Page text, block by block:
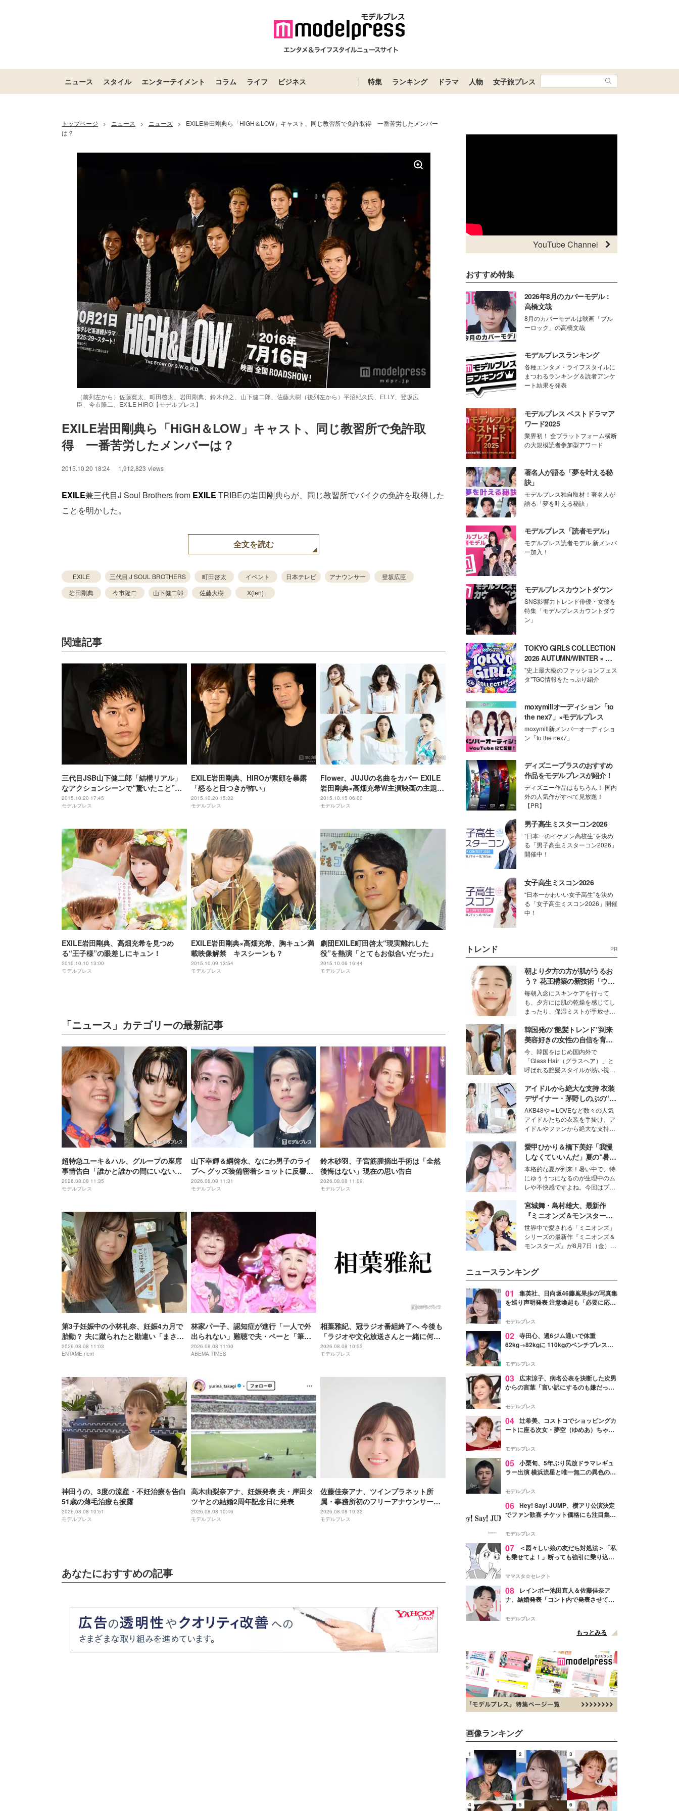
ニュース スタイル エンターテイメント コラム ライフ ビジネス 特集 ランキング ドラマ 人物 女子旅プレス
トップページ > ニュース > ニュース >
EXILE岩田剛典ら「HiGH＆LOW」キャスト、同じ教習所で免許取得 一番苦労したメンバー
は？
（前列左から）佐藤寛太、町田啓太、岩田剛典、鈴木伸之、山下健二郎、佐藤大樹（後列左から）平沼紀久氏、ELLY、登坂広
臣、今市隆二、EXILE HIRO【モデルプレス】
Unmute /
Loaded
55.71%
EXILE岩田剛典ら「HiGH＆LOW」キャスト、同じ教習所で免許取
得　一番苦労したメンバーは？
2015.10.20 18:24 1,912,823 views
EXILE兼三代目J Soul Brothers from EXILE TRIBEの岩田剛典らが、同じ教習所でバイクの免許を取得した
ことを明かした。
全文を読む
EXILE 三代目 J SOUL BROTHERS 町田啓太 イベント 日本テレビ アナウンサー
登坂広臣
岩田剛典
今市隆二 山下健二郎 佐藤大樹 X(ten)
関連記事
三代目JSB山下健二郎「結構リアル」
なアクションシーンで“驚いたこと”告
白
2015.10.20 17:45
モデルプレス
EXILE岩田剛典、HIROが素顔を暴露
「怒ると目つきが怖い」
2015.10.20 15:32
モデルプレス
Flower、JUJUの名曲をカバー EXILE
岩田剛典×高畑充希W主演映画の主題歌
に
2015.10.15 06:00
モデルプレス
EXILE岩田剛典、高畑充希を見つめ
る“王子様”の眼差しにキュン！
2015.10.10 13:00
モデルプレス
EXILE岩田剛典×高畑充希、胸キュン満
載映像解禁 キスシーンも？
2015.10.09 13:54
モデルプレス
劇団EXILE町田啓太“現実離れした
役”を熱演「とてもお似合いだった」
2015.10.06 16:44
モデルプレス
「ニュース」カテゴリーの最新記事
超特急ユーキ＆ハル、グループの座席
事情告白「誰かと誰かの間にいないと
嫌」真ん中に行きたがるメンバーとは
2026.08.08 11:35
モデルプレス
山下幸輝＆綱啓永、なにわ男子のライ
ブへ グッズ装備密着ショットに反響相
次ぐ「8LOOMポーズしてて神」「恭平
繋がり？」
2026.08.08 11:31
モデルプレス
鈴木砂羽、子宮筋腫摘出手術は「全然
後悔はない」現在の思い告白
2026.08.08 11:09
モデルプレス
第3子妊娠中の小林礼奈、妊娠4カ月で
胎動？ 夫に蹴られたと勘違い「まさか
赤ちゃんだった」
2026.08.08 11:03
ENTAME next
林家パー子、認知症が進行「一人で外
出られない」難聴で夫・ペーと「筆
談」…自宅全焼から約1年
2026.08.08 11:00
ABEMA TIMES
相葉雅紀、冠ラジオ番組終了へ 今後も
「ラジオや文化放送さんと一緒に何か
やりたい」9月いっぱいで25年の歴史に
幕
2026.08.08 10:52
モデルプレス
神田うの、3度の流産・不妊治療を告白
51歳の薄毛治療も披露
2026.08.08 10:51
モデルプレス
高木由梨奈アナ、妊娠発表 夫・岸田タ
ツヤとの結婚2周年記念日に発表
2026.08.08 10:46
モデルプレス
佐藤佳奈アナ、ツインプラネット所
属・事務所初のフリーアナウンサーに
前日にレインボー池田直人との結婚発
表
2026.08.08 10:32
モデルプレス
あなたにおすすめの記事
YouTube Channel
おすすめ特集
2026年8月のカバーモデル：
高橋文哉
8月のカバーモデルは映画「ブル
ーロック」の高橋文哉
モデルプレスランキング
各種エンタメ・ライフスタイルに
まつわるランキング＆読者アンケ
ート結果を発表
モデルプレス ベストドラマア
ワード2025
業界初！ 全プラットフォーム横断
の大規模読者参加型アワード
著名人が語る「夢を叶える秘
訣」
モデルプレス独自取材！著名人が
語る「夢を叶える秘訣」
モデルプレス「読者モデル」
モデルプレス読者モデル 新メンバ
ー加入！
モデルプレスカウントダウン
SNS影響力トレンド俳優・女優を
特集「モデルプレスカウントダウ
ン」
TOKYO GIRLS COLLECTION
2026 AUTUMN/WINTER × モ
デルプレス
"史上最大級のファッションフェス
タ"TGC情報をたっぷり紹介
moxymillオーディション「to
the nex7」×モデルプレス
moxymill新メンバーオーディショ
ン「to the nex7」
ディズニープラスのおすすめ
作品をモデルプレスが紹介！
ディズニー作品はもちろん！ 国内
外の人気作がすべて見放題！
【PR】
男子高生ミスターコン2026
“日本一のイケメン高校生”を決め
る「男子高生ミスターコン2026」
開催中！
女子高生ミスコン2026
“日本一かわいい女子高生”を決め
る「女子高生ミスコン2026」開催
中！
トレンド PR
朝より夕方の方が肌がうるお
う？ 花王構築の新技術「ウォ
ーターキャプチャリングスキ
ン（捕水肌）」がスキンケア
の常識を変える予感
毎朝入念にスキンケアを行って
も、夕方には肌の乾燥を感じてし
まったり、保湿ミストが手放せな
な美容の常識を大きく変える可能
性を秘めた、革新的な「Water
Capturing Skin（ウォーターキャ
プチャリングスキン：捕水肌）」
技術を、花王が構築した。
韓国発の“艶髪トレンド”到来
美容好きの女性の自信を育む
「ヘアケア事情」って？
今、韓国をはじめ国内外で
「Glass Hair（グラスヘア）」と
呼ばれる艶髪スタイルが熱い視線
ションの完成度を高めるベースと
して、“髪そのものの美しさ”に改
めて注目する人が増えている様
子。今回は、そんな憧れの艶やか
な髪を日常で叶える、美容好きの
女性たちのヘアケア事情を紹介し
ます。
アイドルから絶大な支持 衣装
デザイナー・茅野しのぶの“可
愛い”を作る美学＜「シチズン
クロスシー」インタビュー＞
AKB48や＝LOVEなど数々の人気
アイドルたちの衣装を手掛け、ア
イドルやファンから絶大な支持を
取締役兼クリエイティブディレク
ター・茅野しのぶ。一人ひとりの
個性に寄り添い、魅力を引き出す
衣装作りは、多くの女性たちに勇
気と自信を与え続けている。
愛甲ひかり＆橋下美好「我慢
しなくていいんだ」夏の“暑さ
対策”の新しい選択肢とは？
本格的な夏が到来！暑い中で、特
にゆううつになるのが生理中のム
レや不快感ですよね。今回はプラ
モデル・愛甲ひかりさんと橋下美
好さんを迎えて本音で女子会トー
ク。猛暑のお出かけを快適に過ご
すヒントや、2人が感動した夏の
生理の新常識にも迫りました。
宮城舞・島村雄大、最新作
『ミニオンズ＆モンスター
ズ』の魅力熱弁 ハチャメチャ
だけじゃない“友情と絆”に感
動
世界中で愛される「ミニオンズ」
シリーズの最新作『ミニオンズ＆
モンスターズ』が8月7日（金）に
デルの宮城舞と島村雄大の特別対
談をお届け！それぞれの視点か
ら、今作ならではの魅力や予想外
の感動をもたらす奥深いストーリ
た。
ニュースランキング
01
集英社、日向坂46藤嶌果歩の写真集
を巡り声明発表 注意喚起も「必要に応じ
モデルプレス
02 寺田心、週6ジム通いで体重
62kg→82kgに 110kgのベンチプレス持
「かっこいい」と反響
モデルプレス
03
広末涼子、病名公表を決断した次男
からの言葉「言い訳にするのも嫌だっ
モデルプレス
04 辻希美、コストコでショッピングカ
ートに座る次女・夢空（ゆめあ）ちゃん
ぎ」「成長を感じる」の声
モデルプレス
05 小栗旬、5年ぶり民放ドラマレギュ
ラー出演 横浜流星と唯一無二の異色のバ
モデルプレス
06 Hey! Say! JUMP、横アリ公演決定
でファン歓喜 チケット価格にも注目集ま
モデルプレス
07
＜図々しい娘の友だち対処法＞「私
も乗せてよ！」断っても強引に乗り込ん
ママスタ☆セレクト
08
レインボー池田直人＆佐藤佳奈ア
ナ、結婚発表「コント内で発表させてい
点変更のため
モデルプレス
もっとみる
画像ランキング
1 2 3
4 5 6